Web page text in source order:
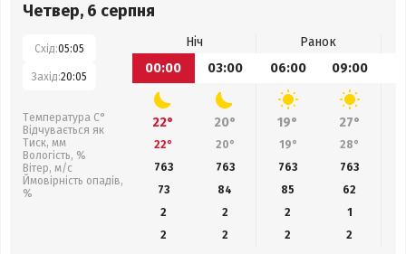
Четвер, 6 серпня
Схід:05:05
Захід:20:05
Температура С°
Відчувається як
Тиск, мм
Вологість, %
Вітер, м/с
Ймовірність опадів,
%
Ніч
Ранок
00:00
03:00 06:00 09:00
22° 20° 19° 27°
22° 20° 19° 28°
763
763 763 763
73
84 85 62
2
2 2
1
2
2 2 2